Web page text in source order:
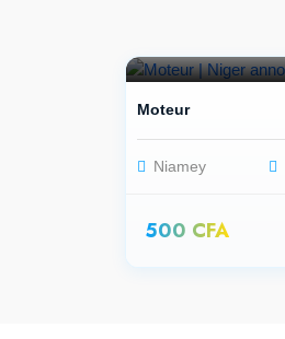
Moteur
Niamey
500 CFA